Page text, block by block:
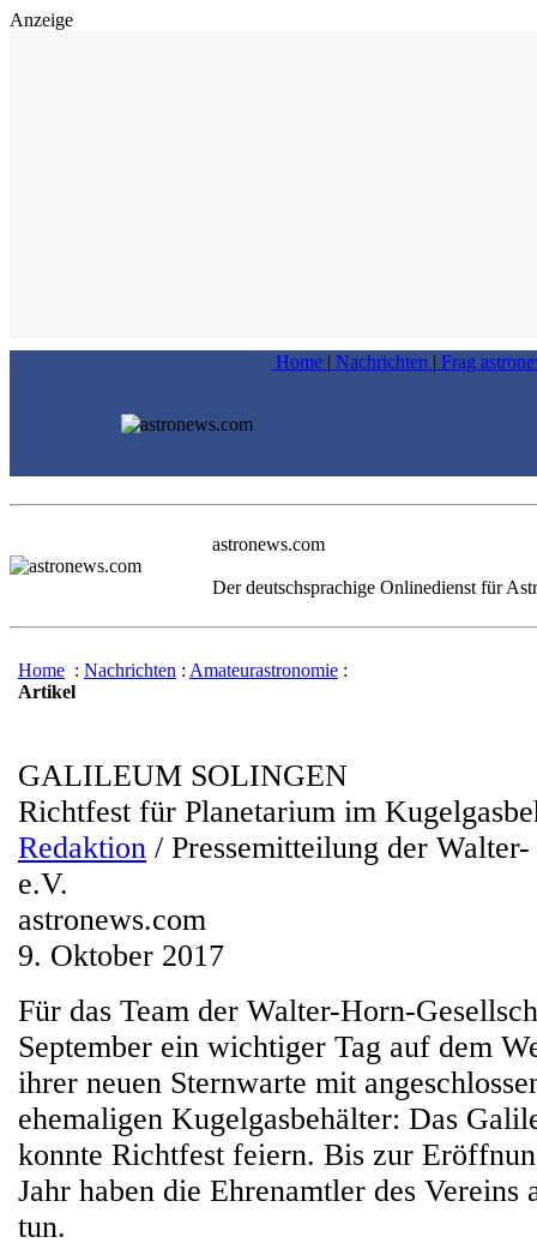
Anzeige
Home | Nachrichten | Frag
astronews.com
Der deutschsprachige Onlinedienst für
Home : Nachrichten : Amateurastronomie :
Artikel
GALILEUM SOLINGEN
Richtfest für Planetarium im
Redaktion / Pressemitteilung der
e.V.
astronews.com
9. Oktober 2017
Für das Team der Walter-Horn-
September ein wichtiger Tag auf dem
ihrer neuen Sternwarte mit
ehemaligen Kugelgasbehälter: Das
konnte Richtfest feiern. Bis zur
Jahr haben die Ehrenamtler des Vereins
tun.